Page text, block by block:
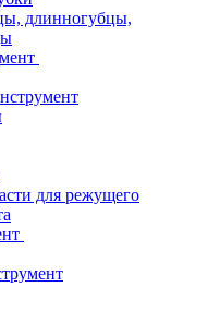
длинногубцы,
для режущего